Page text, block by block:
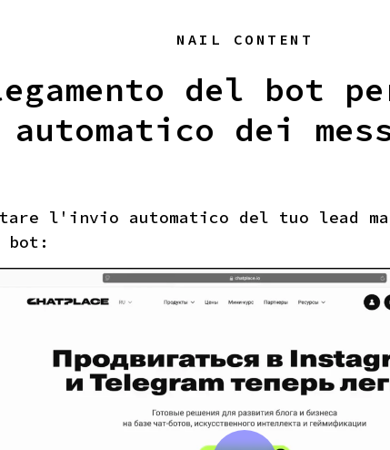
NAIL CONTENT
del bot
automatico dei
l'invio automatico del tuo lead
bot: